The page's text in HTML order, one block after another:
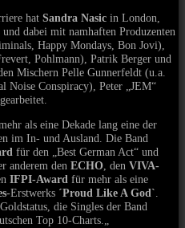
hat Sandra Nasic in London,
dabei mit namhaften Produzenten
Happy Mondays, Bon Jovi)
Pohlmann) , Patrik Berger und
Mischern Pelle Gunnerfeldt (u.a.
Noise Conspiracy), Peter „JEM“
als eine Dekade lang eine der
im In- und Ausland. Die Band
für den „Best German Act“ und
anderem den ECHO, den VIVA-
IFPI-Award für mehr als eine
-Erstwerks ´Proud Like A God`.
die Singles der Band
Top 10-Charts.„